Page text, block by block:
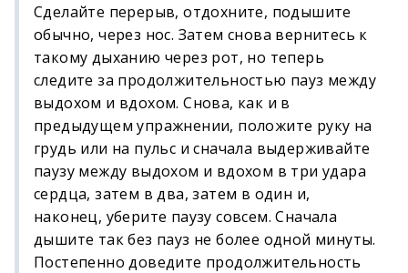
Сделайте перерыв, отдохните, подышите
обычно, через нос. Затем снова вернитесь к
такому дыханию через рот, но теперь
следите за продолжительностью пауз между
выдохом и вдохом. Снова, как и в
предыдущем упражнении, положите руку на
грудь или на пульс и сначала выдерживайте
паузу между выдохом и вдохом в три удара
сердца, затем в два, затем в один и,
наконец, уберите паузу совсем. Сначала
дышите так без пауз не более одной минуты.
Постепенно доведите продолжительность